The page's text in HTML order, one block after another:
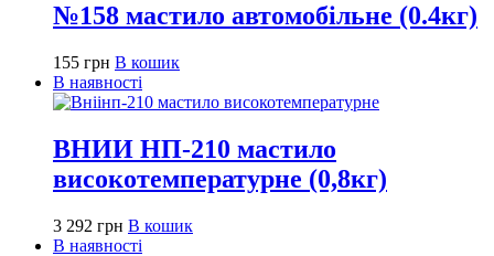
№158 мастило автомобільне (0.4кг)
155 грн В кошик
В наявності
ВНИИ НП-210 мастило
високотемпературне (0,8кг)
3 292 грн В кошик
В наявності